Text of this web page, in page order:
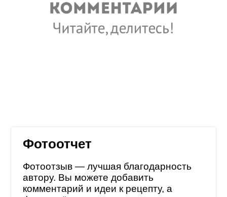
Фотоотчет
Фотоотзыв — лучшая благодарность
автору. Вы можете добавить
комментарий и идеи к рецепту, а